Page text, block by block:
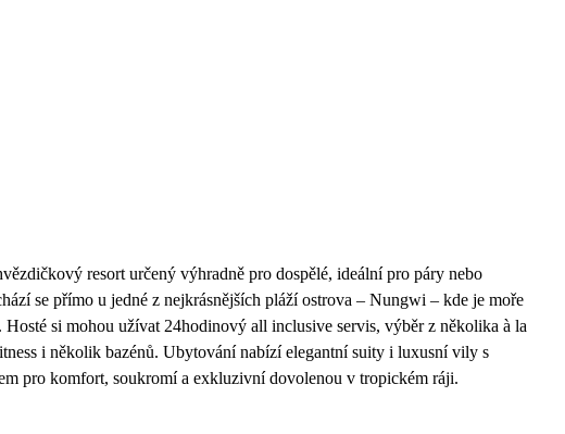
resort určený výhradně pro dospělé, ideální pro páry nebo
se přímo u jedné z nejkrásnějších pláží ostrova – Nungwi – kde je moře
si mohou užívat 24hodinový all inclusive servis, výběr z několika à la
i několik bazénů. Ubytování nabízí elegantní suity i luxusní vily s
pro komfort, soukromí a exkluzivní dovolenou v tropickém ráji.